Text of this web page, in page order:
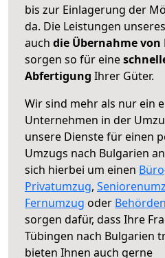
bis zur Einlagerung der
da. Die Leistungen
auch die Übernahme
sorgen so für eine
Abfertigung Ihrer Güter.
Wir sind mehr als nur ein
Unternehmen in der
unsere Dienste für einen
Umzugs nach Bulgarien
sich hierbei um einen Büro
Privatumzug,
Fernumzug oder
sorgen dafür, dass Ihre
Tübingen nach Bulgarien
bieten Ihnen auch gerne